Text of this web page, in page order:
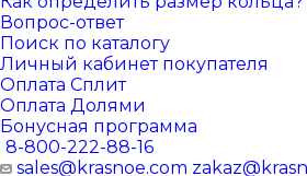
Вопрос-ответ
Поиск по каталогу
Личный кабинет покупателя
Оплата Сплит
Оплата Долями
Бонусная программа
8-800-222-88-16
sales@krasnoe.com